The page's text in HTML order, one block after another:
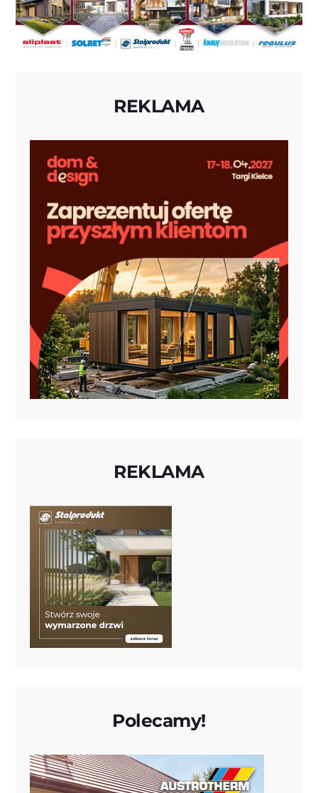
REKLAMA
REKLAMA
Polecamy!